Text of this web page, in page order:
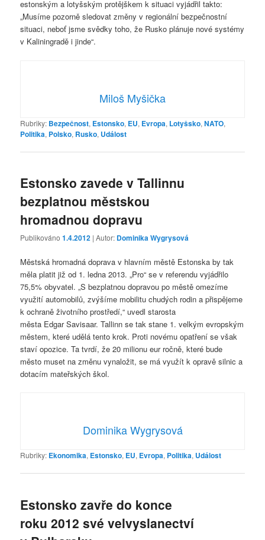
estonským a lotyšským protějškem k situaci vyjádřil takto:
„Musíme pozorně sledovat změny v regionální bezpečnostní
situaci, neboť jsme svědky toho, že Rusko plánuje nové systémy
v Kaliningradě i jinde“.
Miloš Myšička
Rubriky: Bezpečnost, Estonsko, EU, Evropa, Lotyšsko,NATO,
Politika, Polsko, Rusko, Událost
Estonsko zavede v Tallinnu
bezplatnou městskou
hromadnou dopravu
Publikováno1.4.2012 | Autor: Dominika Wygrysová
Městská hromadná doprava v hlavním městě Estonska by tak
měla platit již od 1. ledna 2013. „Pro“ se v referendu vyjádřilo
75,5% obyvatel. „S bezplatnou dopravou po městě omezíme
využití automobilů, zvýšíme mobilitu chudých rodin a přispějeme
k ochraně životního prostředí,“ uvedl starosta
města Edgar Savisaar. Tallinn se tak stane 1. velkým evropským
městem, které udělá tento krok. Proti novému opatření se však
staví opozice. Ta tvrdí, že 20 milionu eur ročně, které bude
město muset na změnu vynaložit, se má využít k opravě silnic a
dotacím mateřských škol.
Dominika Wygrysová
Rubriky: Ekonomika, Estonsko, EU, Evropa, Politika, Událost
Estonsko zavře do konce
roku 2012 své velvyslanectví